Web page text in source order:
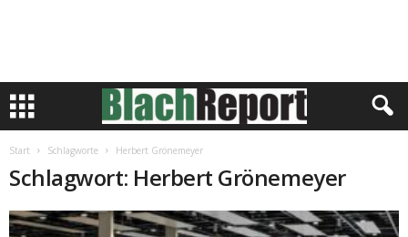
Start Schlagworte Herbert Grönemeyer
Schlagwort: Herbert Grönemeyer